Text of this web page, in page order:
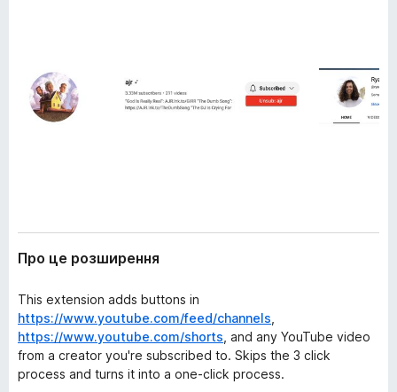
Про це розширення
This extension adds buttons in
https://www.youtube.com/feed/channels
https://www.youtube.com/shorts , and any YouTube video
from a creator you're subscribed to. Skips the 3 click
process and turns it into a one-click process.